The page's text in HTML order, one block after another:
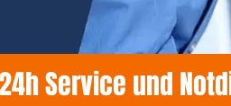
Service und